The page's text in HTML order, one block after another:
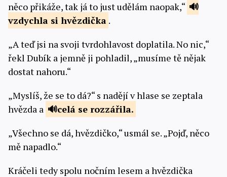
něco přikáže, tak já to just udělám naopak,“
vzdychla si hvězdička .
„A teď jsi na svoji tvrdohlavost doplatila. No nic,“
řekl Dubík a jemně ji pohladil, „musíme tě nějak
dostat nahoru.“
„Myslíš, že se to dá?“ s nadějí v hlase se zeptala
hvězda a
celá se rozzářila.
„Všechno se dá, hvězdičko,“ usmál se. „Pojď, něco
mě napadlo.“
Kráčeli tedy spolu nočním lesem a hvězdička